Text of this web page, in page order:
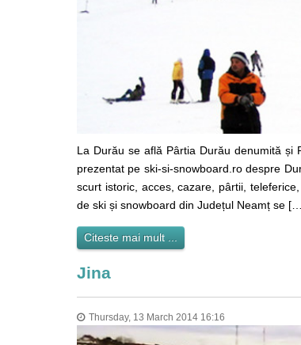
La Durău se află Pârtia Durău denumită și
prezentat pe ski-si-snowboard.ro despre
scurt istoric, acces, cazare, pârtii,
de ski și snowboard din Județul Neamț se
Citeste mai mult ...
Jina
Thursday, 13 March 2014 16:16